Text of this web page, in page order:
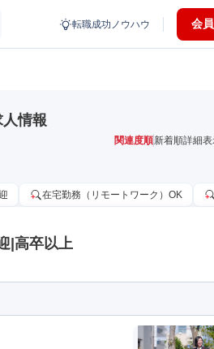
転職成功ノウハウ 会
情報
関連度順新着順詳細
在宅勤務（リモートワーク）OK
|高卒以上